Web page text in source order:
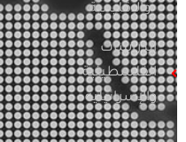
والإقليمية
الدراسات
الفلسطينية
والإسرائيلية